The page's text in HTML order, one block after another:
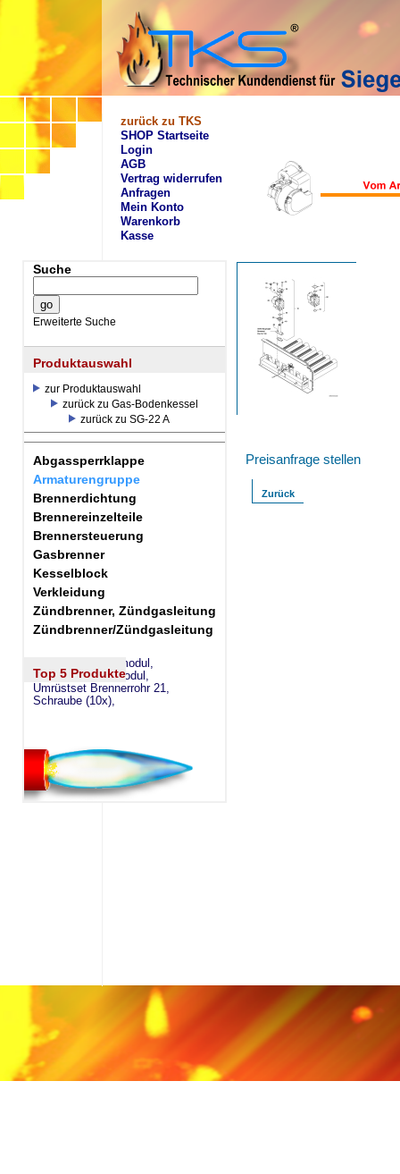
zurück zu TKS
SHOP Startseite
Login
AGB
Vertrag widerrufen
Anfragen
Mein Konto
Warenkorb
Kasse
Suche
Erweiterte Suche
Produktauswahl
zur Produktauswahl
zurück zu Gas-Bodenkessel
zurück zu SG-22 A
Abgassperrklappe
Armaturengruppe
Brennerdichtung
Brennereinzelteile
Brennersteuerung
Gasbrenner
Kesselblock
Verkleidung
Zündbrenner, Zündgasleitung
Zündbrenner/Zündgasleitung
Top 5 Produkte
eSW73 Weichenmodul,
eSM73 Mischermodul,
Umrüstset Brennerrohr 21,
Schraube (10x),
Preisanfrage stellen
Zurück